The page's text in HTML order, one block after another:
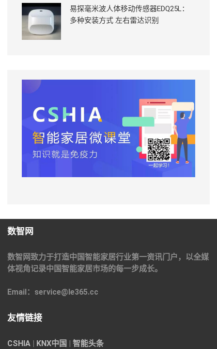
易探毫米波人体移动传感器EDQ25L：
多种安装方式 左右雷达识别
数智网
数智网致力于打造中国智能家居行业第一资讯门户，以全媒
体视角记录中国智能家居市场的每一步成长。
Email：service@le365.cc
友情链接
CSHIA KNX中国
智能头条